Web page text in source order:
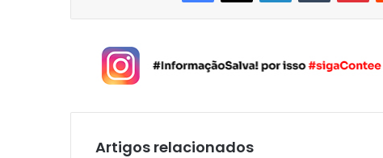
Artigos relacionados